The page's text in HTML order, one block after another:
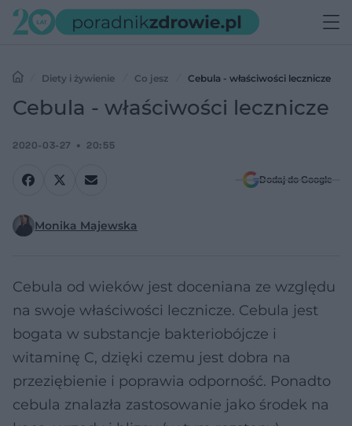
Diety i żywienie Co jesz Cebula - właściwości lecznicze
Cebula - właściwości lecznicze
2020-03-27 20:55
Dodaj do Google
Monika Majewska
Cebula od wieków jest doceniana ze względu
na swoje właściwości lecznicze. Cebula jest
bogata w substancje bakteriobójcze i
witaminę C, dzięki czemu jest dobra na
przeziębienie i poprawia odporność. Ponadto
cebula znalazła zastosowanie jako środek na